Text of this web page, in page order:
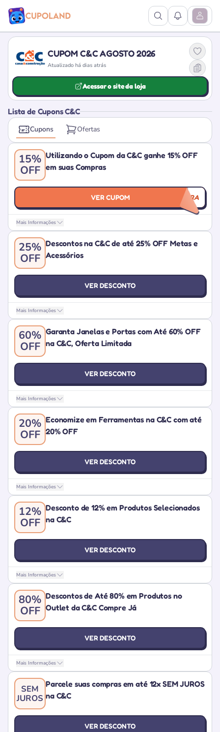
Ver Pesquisa
Ver Abrir
CUPOM C&C AGOSTO 2026
Atualizado há dias atrás
Acessar o site da loja
Lista de Cupons C&C
Cupons Ofertas
15%
OFF
Utilizando o Cupom da C&C ganhe 15% OFF
em suas Compras
VER CUPOM BOTAFORA
Mais Informações
25%
OFF
Descontos na C&C de até 25% OFF Metas e
Acessórios
VER DESCONTO
Mais Informações
60%
OFF
Garanta Janelas e Portas com Até 60% OFF
na C&C, Oferta Limitada
VER DESCONTO
Mais Informações
20%
OFF
Economize em Ferramentas na C&C com até
20% OFF
VER DESCONTO
Mais Informações
12%
OFF
Desconto de 12% em Produtos Selecionados
na C&C
VER DESCONTO
Mais Informações
80%
OFF
Descontos de Até 80% em Produtos no
Outlet da C&C Compre Já
VER DESCONTO
Mais Informações
SEM
JUROS
Parcele suas compras em até 12x SEM JUROS
na C&C
VER DESCONTO